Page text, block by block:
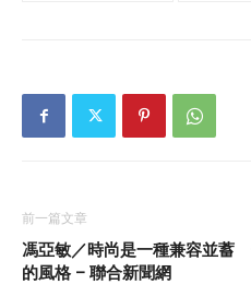
前一篇文章
馮亞敏／時尚是一種兼容並蓄
的風格 – 聯合新聞網